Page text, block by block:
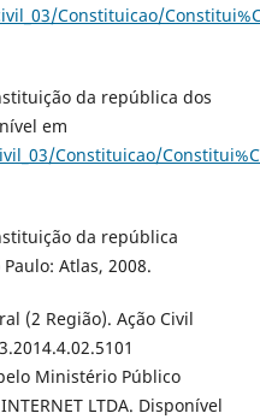
Constituicao/
da república dos
em
Constituicao/
da república
Atlas, 2008.
(2 Região). Ação Civil
Ministério Público
LTDA. Disponível